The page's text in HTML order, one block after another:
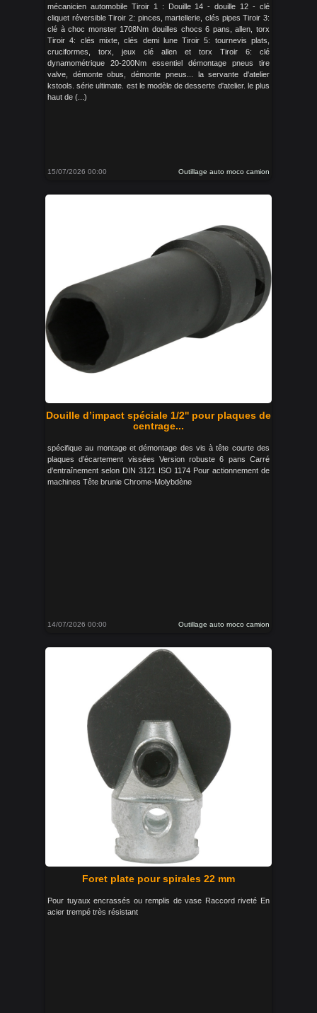
mécanicien automobile Tiroir 1 : Douille 14 - douille 12 - clé
cliquet réversible Tiroir 2: pinces, martellerie, clés pipes Tiroir 3:
clé à choc monster 1708Nm douilles chocs 6 pans, allen, torx
Tiroir 4: clés mixte, clés demi lune Tiroir 5: tournevis plats,
cruciformes, torx, jeux clé allen et torx Tiroir 6: clé
dynamométrique 20-200Nm essentiel démontage pneus tire
valve, démonte obus, démonte pneus... la servante d'atelier
kstools. série ultimate. est le modèle de desserte d'atelier. le plus
haut de (...)
15/07/2026 00:00 Outillage auto moco camion
Douille d’impact spéciale 1/2'' pour plaques de
centrage...
spécifique au montage et démontage des vis à tête courte des
plaques d’écartement vissées Version robuste 6 pans Carré
d’entraînement selon DIN 3121 ISO 1174 Pour actionnement de
machines Tête brunie Chrome-Molybdène
14/07/2026 00:00 Outillage auto moco camion
Foret plate pour spirales 22 mm
Pour tuyaux encrassés ou remplis de vase Raccord riveté En
acier trempé très résistant